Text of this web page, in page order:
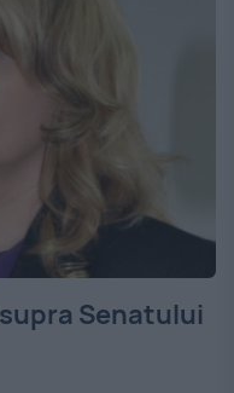
Senatului